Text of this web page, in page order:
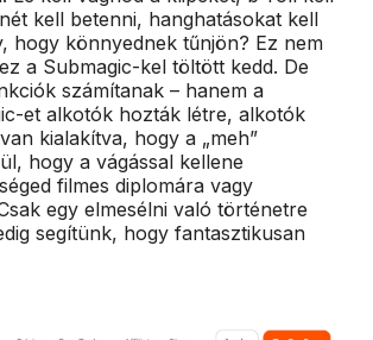
kell betenni, hanghatásokat kell
hogy könnyednek tűnjön? Ez nem
a Submagic-kel töltött kedd. De
számítanak – hanem a
et alkotók hozták létre, alkotók
kialakítva, hogy a „meh”
hogy a vágással kellene
filmes diplomára vagy
egy elmesélni való történetre
segítünk, hogy fantasztikusan